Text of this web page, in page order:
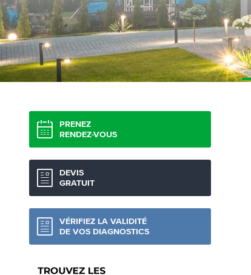
PRENEZ
RENDEZ-VOUS
DEVIS
GRATUIT
VÉRIFIEZ LA VALIDITÉ
DE VOS DIAGNOSTICS